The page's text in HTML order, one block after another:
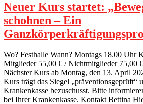
Neuer Kurs startet:
schohnen – Ein
Wo? Festhalle Wann? Montags 18.00 Uhr
Mitglieder 55,00 € / Nichtmitglieder 75,00
Nächster Kurs ab Montag, den 13. April
Kurs trägt das Siegel „präventionsgeprüft“
Krankenkasse bezuschusst. Bitte
bei Ihrer Krankenkasse. Kontakt Bettina